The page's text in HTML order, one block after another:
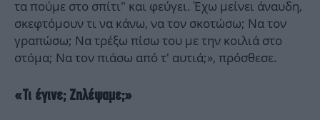
τα πούμε στο σπίτι" και φεύγει. Έχω μείνει άναυδη,
σκεφτόμουν τι να κάνω, να τον σκοτώσω; Να τον
γραπώσω; Να τρέξω πίσω του με την κοιλιά στο
στόμα; Να τον πιάσω από τ' αυτιά;», πρόσθεσε.
«Τι έγινε; Ζηλέψαμε;»